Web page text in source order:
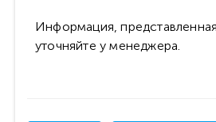
Информация,
уточняйте у менеджера.